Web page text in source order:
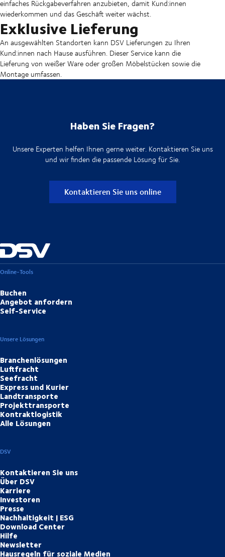
einfaches Rückgabeverfahren anzubieten, damit Kund:innen
wiederkommen und das Geschäft weiter wächst.
Exklusive Lieferung
An ausgewählten Standorten kann DSV Lieferungen zu Ihren
Kund:innen nach Hause ausführen. Dieser Service kann die
Lieferung von weißer Ware oder großen Möbelstücken sowie die
Montage umfassen.
Haben Sie Fragen?
Unsere Experten helfen Ihnen gerne weiter. Kontaktieren Sie uns
und wir finden die passende Lösung für Sie.
Kontaktieren Sie uns online
Online-Tools
Buchen
Angebot anfordern
Self-Service
Unsere Lösungen
Branchenlösungen
Luftfracht
Seefracht
Express und Kurier
Landtransporte
Projekttransporte
Kontraktlogistik
Alle Lösungen
DSV
Kontaktieren Sie uns
Über DSV
Karriere
Investoren
Presse
Nachhaltigkeit | ESG
Download Center
Hilfe
Newsletter
Hausregeln für soziale Medien